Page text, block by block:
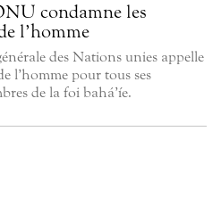
condamne les
l’homme
des Nations unies appelle
l’homme pour tous ses
de la foi bahá’íe.